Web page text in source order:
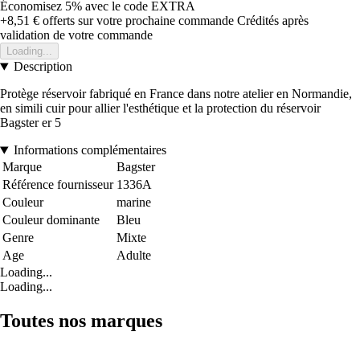
Économisez 5% avec le code EXTRA
+8,51 € offerts sur votre prochaine commande Crédités après
validation de votre commande
Loading...
Description
Protège réservoir fabriqué en France dans notre atelier en Normandie,
en simili cuir pour allier l'esthétique et la protection du réservoir
Bagster er 5
Informations complémentaires
Marque
Bagster
Référence fournisseur 1336A
Couleur
marine
Couleur dominante
Bleu
Genre
Mixte
Age
Adulte
Loading...
Loading...
Toutes nos marques